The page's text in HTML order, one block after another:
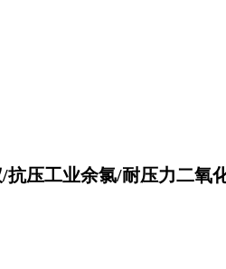
抗压工业余氯/耐压力二氧